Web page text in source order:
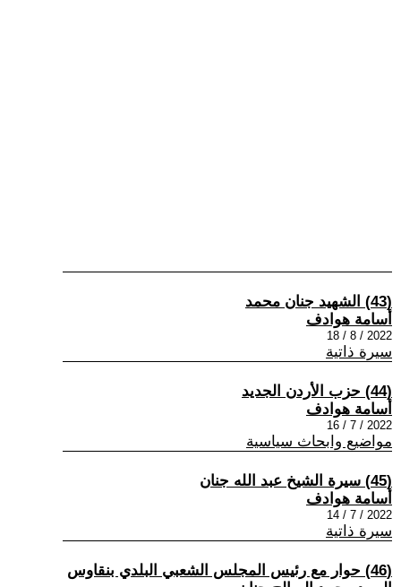
(43) الشهيد جنان محمد
أسامة هوادف
2022 / 8 / 18
سيرة ذاتية
(44) حزب الأردن الجديد
أسامة هوادف
2022 / 7 / 16
مواضيع وابحاث سياسية
(45) سيرة الشيخ عبد الله جنان
أسامة هوادف
2022 / 7 / 14
سيرة ذاتية
(46) حوار مع رئيس المجلس الشعبي البلدي بنقاوس